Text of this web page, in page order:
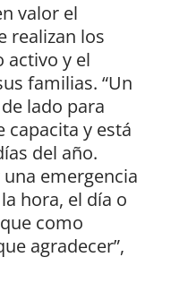
valor el
realizan los
activo y el
familias. “Un
lado para
capacita y está
del año.
emergencia
hora, el día o
como
agradecer”,